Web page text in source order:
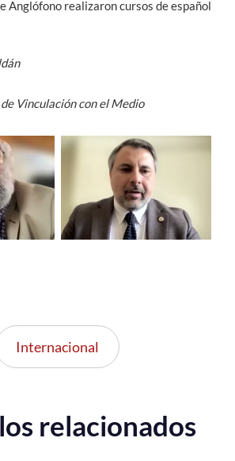
Anglófono realizaron cursos de español
Vinculación con el Medio
Internacional
relacionados